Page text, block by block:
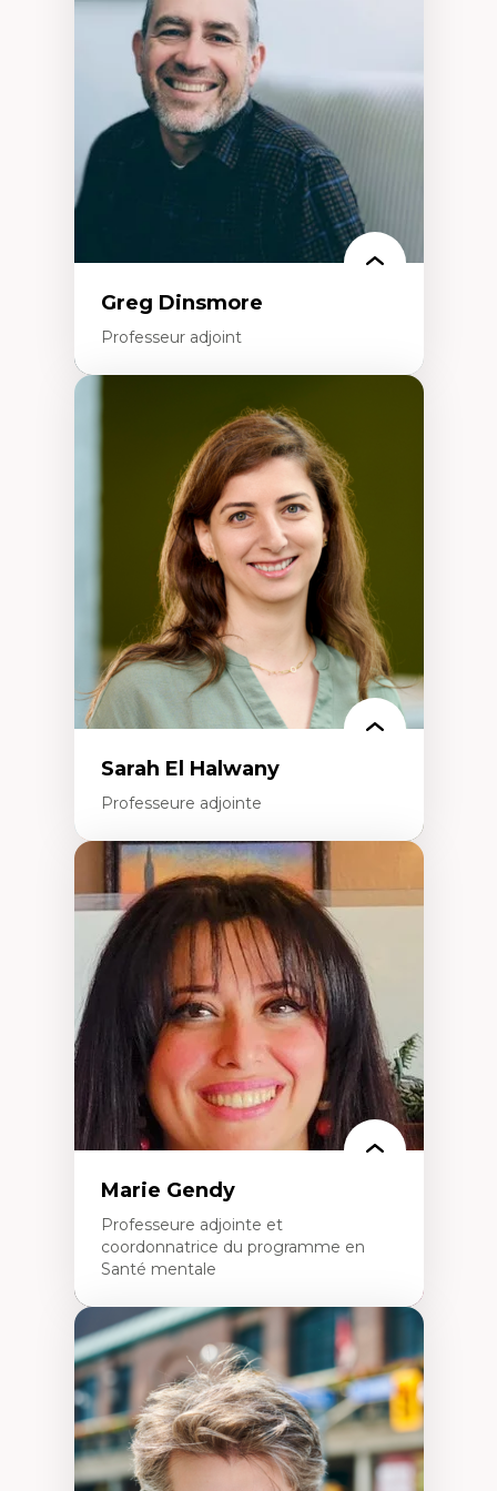
Élites économiques
Sociologie économique
Extractivisme
Classes sociales
Mouvements sociaux
Théories de l’État
Greg Dinsmore
Professeur adjoint
Fragmentation des auditoires médiatiques
Analyse multi-plateforme des auditoires
médiatiques
Analyse des comportements numériques à
travers les données massives et l’IA
Recherche quantitative et qualitative sur
les auditoires médiatiques
Épistémologie des techniques de recherche
numérique et l’IA
Théorie des droits de la personne
La pensée politique d’Hannah Arendt
La pensée politique à l’ère numérique
Justice internationale et normes
internationales
Sarah El Halwany
Professeure adjointe
Expertises
Les apports pédagogiques des théories de
l'affect, du posthumanisme, du féminisme
dans l'éducation aux sciences
L'apprentissage des sciences/STIM dans une
perspective socioécologique de care
L’insertion professionnelle des
enseignant.e.s
Marie Gendy
Professeure adjointe et
coordonnatrice du programme en
Santé mentale
Expertises
Neuropsychiatrie et neurosciences
Direction d'essais cliniques
Analyse des politiques et pratiques en santé
mentale
Développement de protocoles d'essais
cliniques
Collaboration interfonctionnelle